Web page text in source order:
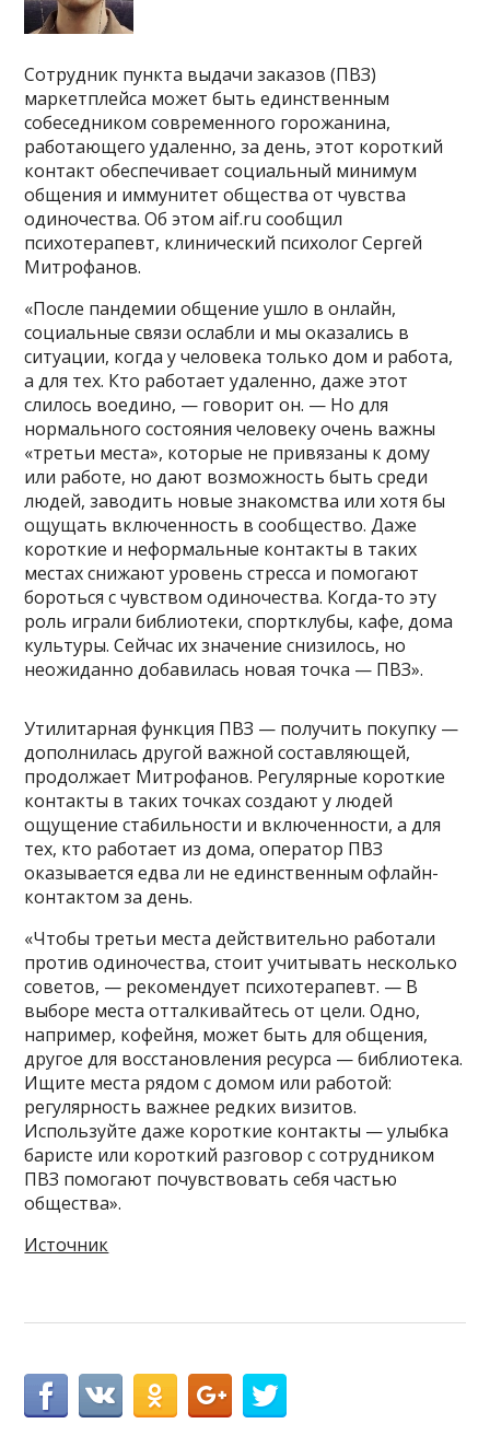
Сотрудник пункта выдачи заказов (ПВЗ)
маркетплейса может быть единственным
собеседником современного горожанина,
работающего удаленно, за день, этот короткий
контакт обеспечивает социальный минимум
общения и иммунитет общества от чувства
одиночества. Об этом aif.ru сообщил
психотерапевт, клинический психолог Сергей
Митрофанов.
«После пандемии общение ушло в онлайн,
социальные связи ослабли и мы оказались в
ситуации, когда у человека только дом и работа,
а для тех. Кто работает удаленно, даже этот
слилось воедино, — говорит он. — Но для
нормального состояния человеку очень важны
«третьи места», которые не привязаны к дому
или работе, но дают возможность быть среди
людей, заводить новые знакомства или хотя бы
ощущать включенность в сообщество. Даже
короткие и неформальные контакты в таких
местах снижают уровень стресса и помогают
бороться с чувством одиночества. Когда-то эту
роль играли библиотеки, спортклубы, кафе, дома
культуры. Сейчас их значение снизилось, но
неожиданно добавилась новая точка — ПВЗ».
Утилитарная функция ПВЗ — получить покупку —
дополнилась другой важной составляющей,
продолжает Митрофанов. Регулярные короткие
контакты в таких точках создают у людей
ощущение стабильности и включенности, а для
тех, кто работает из дома, оператор ПВЗ
оказывается едва ли не единственным офлайн-
контактом за день.
«Чтобы третьи места действительно работали
против одиночества, стоит учитывать несколько
советов, — рекомендует психотерапевт. — В
выборе места отталкивайтесь от цели. Одно,
например, кофейня, может быть для общения,
другое для восстановления ресурса — библиотека.
Ищите места рядом с домом или работой:
регулярность важнее редких визитов.
Используйте даже короткие контакты — улыбка
баристе или короткий разговор с сотрудником
ПВЗ помогают почувствовать себя частью
общества».
Источник